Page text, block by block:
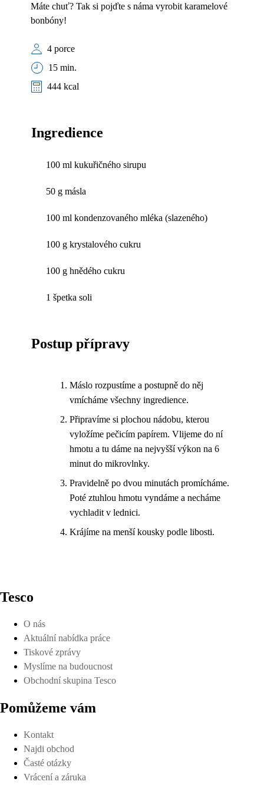
Máte chuť? Tak si pojďte s náma vyrobit karamelové
bonbóny!
4 porce
15 min.
444 kcal
Ingredience
100 ml kukuřičného sirupu
50 g másla
100 ml kondenzovaného mléka (slazeného)
100 g krystalového cukru
100 g hnědého cukru
1 špetka soli
Postup přípravy
Máslo rozpustíme a postupně do něj
vmícháme všechny ingredience.
Připravíme si plochou nádobu, kterou
vyložíme pečicím papírem. Vlijeme do ní
hmotu a tu dáme na nejvyšší výkon na 6
minut do mikrovlnky.
Pravidelně po dvou minutách promícháme.
Poté ztuhlou hmotu vyndáme a necháme
vychladit v lednici.
Krájíme na menší kousky podle libosti.
Tesco
O nás
Aktuální nabídka práce
Tiskové zprávy
Myslíme na budoucnost
Obchodní skupina Tesco
Pomůžeme vám
Kontakt
Najdi obchod
Časté otázky
Vrácení a záruka